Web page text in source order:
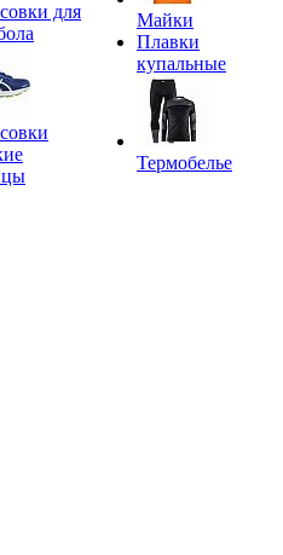
для
Майки
Плавки
купальные
Термобелье